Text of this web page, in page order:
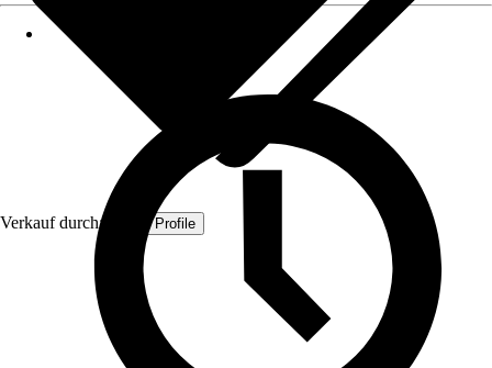
Verkauf durch: Quest Profile